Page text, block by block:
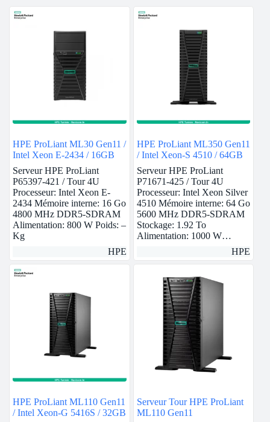
HPE ProLiant ML30 Gen11 /
Intel Xeon E-2434 / 16GB
Serveur HPE ProLiant
P65397-421 / Tour 4U
Processeur: Intel Xeon E-
2434 Mémoire interne: 16 Go
4800 MHz DDR5-SDRAM
Alimentation: 800 W Poids: –
Kg
HPE
HPE ProLiant ML350 Gen11
/ Intel Xeon-S 4510 / 64GB
Serveur HPE ProLiant
P71671-425 / Tour 4U
Processeur: Intel Xeon Silver
4510 Mémoire interne: 64 Go
5600 MHz DDR5-SDRAM
Stockage: 1.92 To
Alimentation: 1000 W…
HPE
HPE ProLiant ML110 Gen11
/ Intel Xeon-G 5416S / 32GB
Serveur Tour HPE ProLiant
ML110 Gen11